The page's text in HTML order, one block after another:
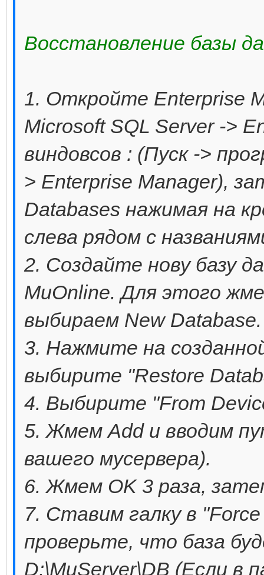
Восстановление базы
1. Откройте Enterprise
Microsoft SQL Server ->
виндовсов : (Пуск ->
> Enterprise Manager),
Databases нажимая на
слева рядом с
2. Создайте нову базу
MuOnline. Для этого
выбираем New Database.
3. Нажмите на
выбирите "Restore
4. Выбирите "From
5. Жмем Add и вводим
вашего мусервера).
6. Жмем OK 3 раза,
7. Ставим галку в
проверьте, что база
D:\MuServer\DB (Если в